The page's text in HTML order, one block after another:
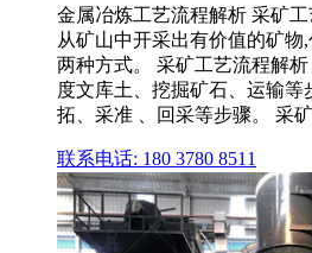
金属冶炼工艺流程解析 采矿
从矿山中开采出有价值的矿
两种方式。 采矿工艺流程解
度文库土、挖掘矿石、运输
拓、采准 、回采等步骤。 采
联系电话: 180 3780 8511